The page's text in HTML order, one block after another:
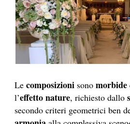
Le composizioni sono morbide
l’effetto nature, richiesto dallo
secondo criteri geometrici ben